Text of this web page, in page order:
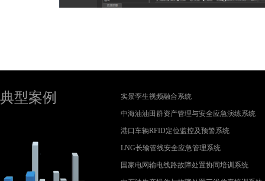
典型案例 实景孪生视频融合系统
中海油油田群资产管理与安全应急演练系统
港口车辆RFID定位监控及预警系统
LNG长输管线安全应急管理系统
国家电网输电线路故障处置协同培训系统